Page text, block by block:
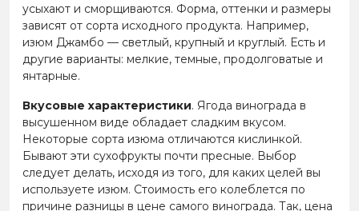
усыхают и сморщиваются. Форма, оттенки и размеры
зависят от сорта исходного продукта. Например,
изюм Джамбо — светлый, крупный и круглый. Есть и
другие варианты: мелкие, темные, продолговатые и
янтарные.
Вкусовые характеристики. Ягода винограда в
высушенном виде обладает сладким вкусом.
Некоторые сорта изюма отличаются кислинкой.
Бывают эти сухофрукты почти пресные. Выбор
следует делать, исходя из того, для каких целей вы
используете изюм. Стоимость его колеблется по
причине разницы в цене самого винограда. Так, цена